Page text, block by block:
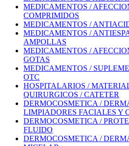
MEDICAMENTOS /
COMPRIMIDOS
MEDICAMENTOS /
MEDICAMENTOS /
AMPOLLAS
MEDICAMENTOS /
GOTAS
MEDICAMENTOS /
OTC
HOSPITALARIOS /
QUIRURGICOS / CATETER
DERMOCOSMETICA /
LIMPIADORES FACIALES Y
DERMOCOSMETICA /
FLUIDO
DERMOCOSMETICA /